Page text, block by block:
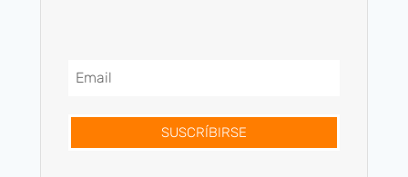
SUSCRÍBIRSE